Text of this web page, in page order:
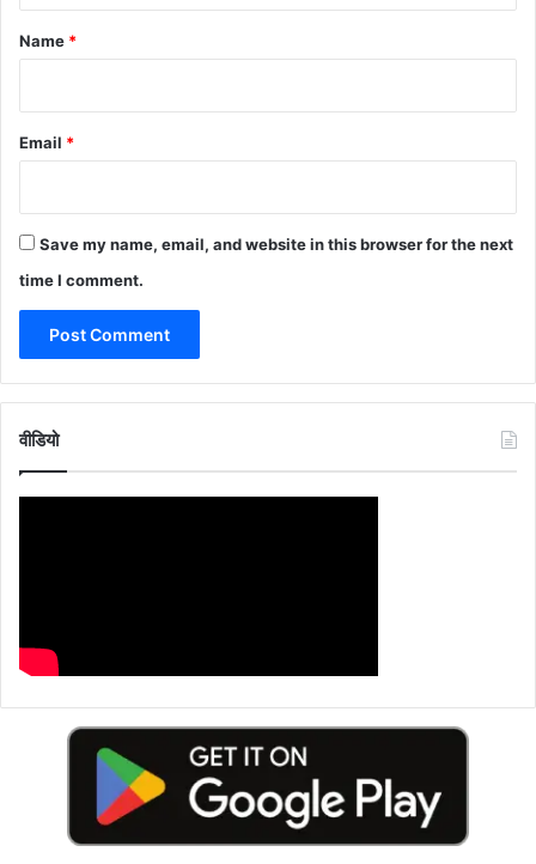
*
Name *
Email *
Save my name, email, and website in this browser for the next
time I comment.
वीडियो